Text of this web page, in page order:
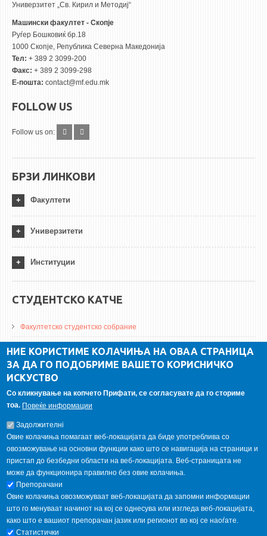
Универзитет „Св. Кирил и Методиј“
Машински факултет - Скопје
Руѓер Бошковиќ бр.18
1000 Скопје, Република Северна Македонија
Тел: + 389 2 3099-200
Факс: + 389 2 3099-298
Е-пошта: contact@mf.edu.mk
FOLLOW US
Follow us on:
БРЗИ ЛИНКОВИ
Факултети
Универзитети
Институции
СТУДЕНТСКО КАТЧЕ
Факултетско студентско собрание
ДА Винчи магазин
Алумни асоцијација
ГАЛЕРИЈА
НИЕ КОРИСТИМЕ КОЛАЧИЊА НА ОВАА СТРАНИЦА
ЗА ДА ГО ПОДОБРИМЕ ВАШЕТО КОРИСНИЧКО
ИСКУСТВО
Со кликнување на копчето Прифати, се согласувате да го сториме
тоа. Повеќе информации
Задолжителнi
Овие колачиња помагаат веб-локацијата да биде употреблива со
овозможување на основни функции како што се навигација на страници и
пристап до безбедни области на веб-локацијата. Веб-страницата не
може да функционира правилно без овие колачиња.
Препорачани
Овие колачиња овозможуваат веб-локацијата да запомни информации
што го менуваат начинот на кој се однесува или изгледа веб-локацијата,
како што е вашиот препорачан јазик или регионот во кој се наоѓате.
Статистички